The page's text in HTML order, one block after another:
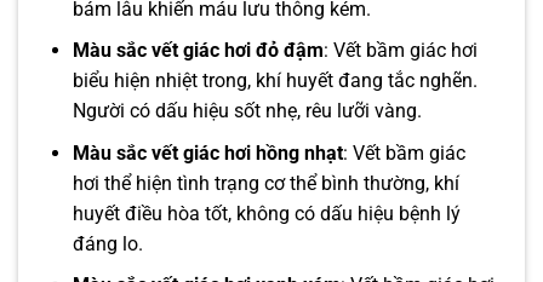
bám lâu khiến máu lưu thông kém.
Màu sắc vết giác hơi đỏ đậm: Vết bầm giác hơi
biểu hiện nhiệt trong, khí huyết đang tắc nghẽn.
Người có dấu hiệu sốt nhẹ, rêu lưỡi vàng.
Màu sắc vết giác hơihồng nhạt: Vết bầm giác
hơi thể hiện tình trạng cơ thể bình thường, khí
huyết điều hòa tốt, không có dấu hiệu bệnh lý
đáng lo.